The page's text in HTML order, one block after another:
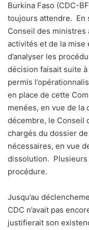
Burkina Faso (CDC-
toujours attendre. En
Conseil des ministres
activités et de la mise
d’analyser les
décision faisait suite
permis
en place de cette
menées, en vue de la
décembre, le Conseil
chargés du dossier
nécessaires, en vue
dissolution.
procédure.
Jusqu’au
CDC n’avait pas
justifierait son